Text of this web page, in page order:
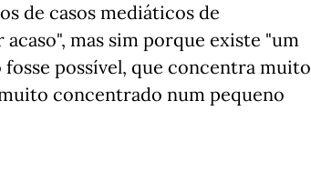
de casos mediáticos de
mas sim porque existe "um
possível, que concentra muito
concentrado num pequeno